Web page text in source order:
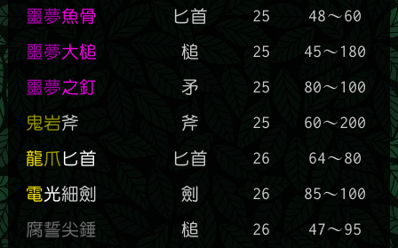
噩夢魚骨 匕首 25
48～60
噩夢大槌 槌 25
45～180
噩夢之釘 矛 25
80～100
鬼岩斧 斧 25
60～200
龍爪匕首 匕首 26
64～80
電光細劍 劍 26
85～100
腐誓尖錘
槌 26 47～95